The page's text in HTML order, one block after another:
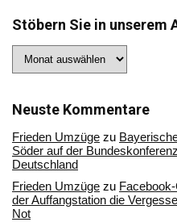
Stöbern Sie in unserem
Sie
Archiv
Neuste Kommentare
Frieden Umzüge zu
Söder auf der
Deutschland
Frieden Umzüge zu
der Auffangstation die
Not